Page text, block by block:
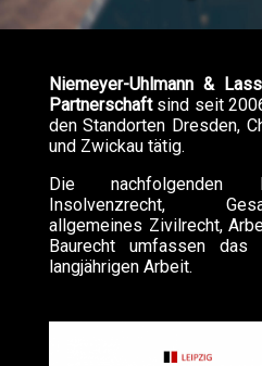
Niemeyer-Uhlmann &
Partnerschaftsind seit
den Standorten Dresden,
und Zwickau tätig.
Die nachfolgenden
Insolvenzrecht,
allgemeines Zivilrecht,
Baurecht umfassen das
langjährigen Arbeit.